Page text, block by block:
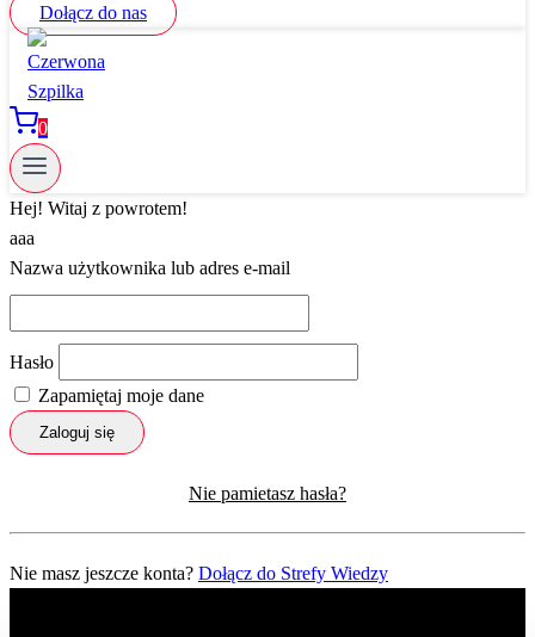
Dołącz do nas
0
Hej! Witaj z powrotem!
aaa
Nazwa użytkownika lub adres e-mail
Hasło
Zapamiętaj moje dane
Zaloguj się
Nie pamietasz hasła?
Nie masz jeszcze konta? Dołącz do Strefy Wiedzy